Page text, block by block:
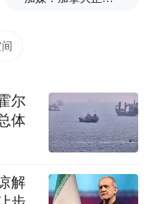
尔
体
解